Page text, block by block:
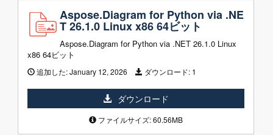
Aspose.Diagram for Python via .NE
T 26.1.0 Linux x86 64ビット
Aspose.Diagram for Python via .NET 26.1.0 Linux
x86 64ビット
追加した:January 12, 2026 ダウンロード: 1
ダウンロード
ファイルサイズ: 60.56MB